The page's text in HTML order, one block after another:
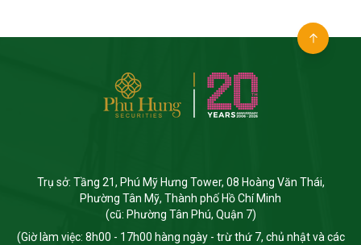
Trụ sở: Tầng 21, Phú Mỹ Hưng Tower, 08 Hoàng Văn Thái,
Phường Tân Mỹ, Thành phố Hồ Chí Minh
(cũ: Phường Tân Phú, Quận 7)
(Giờ làm việc: 8h00 - 17h00 hàng ngày - trừ thứ 7, chủ nhật và các